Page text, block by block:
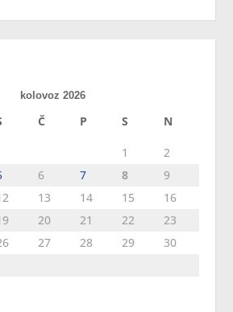
kolovoz 2026
Č P S N
1
2
6 7 8
9
13 14 15
16
20 21 22
23
27 28 29
30